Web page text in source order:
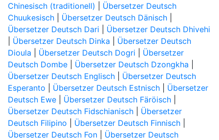
Chinesisch (traditionell)
Übersetzer Deutsch
Chuukesisch| Übersetzer Deutsch Dänisch|
Übersetzer Deutsch Dari
Übersetzer Deutsch Dhivehi
Übersetzer Deutsch Dinka
Übersetzer Deutsch
Dioula
Übersetzer Deutsch Dogri
Übersetzer
Deutsch Dombe| Übersetzer Deutsch Dzongkha
Übersetzer Deutsch Englisch| Übersetzer Deutsch
Esperanto
Übersetzer Deutsch Estnisch| Übersetzer
Deutsch Ewe| Übersetzer Deutsch Färöisch|
Übersetzer Deutsch Fidschianisch| Übersetzer
Deutsch Filipino
Übersetzer Deutsch Finnisch|
Übersetzer Deutsch Fon| Übersetzer Deutsch